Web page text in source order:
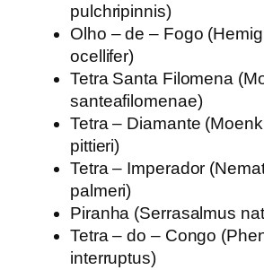
pulchripinnis)
Olho – de – Fogo
ocellifer)
Tetra Santa Filomena
santeafilomenae)
Tetra – Diamante
pittieri)
Tetra – Imperador
palmeri)
Piranha (Serrasalmus
Tetra – do – Congo
interruptus)